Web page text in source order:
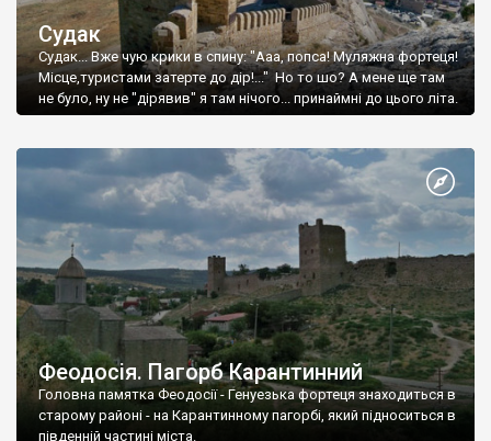
Судак
Судак... Вже чую крики в спину: "Ааа, попса! Муляжна фортеця!
Місце,туристами затерте до дір!..." Но то шо? А мене ще там
не було, ну не "дірявив" я там нічого... принаймні до цього літа.
Феодосія. Пагорб Карантинний
Головна памятка Феодосії - Генуезька фортеця знаходиться в
старому районі - на Карантинному пагорбі, який підноситься в
південній частині міста.